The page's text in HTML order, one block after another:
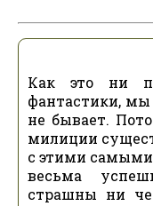
Как это ни
фантастики,
не бывает.
милиции
с этими самыми
весьма
страшны ни